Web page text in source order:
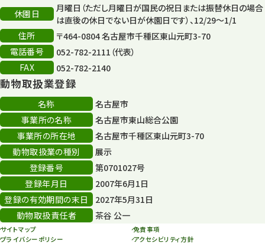
80周年 36
その他
その他イベント
スカイタワー
年末年始のイベント
秋まつり
休園日
月曜日（ただし月曜日が国民の祝日または振替休日の場合
は直後の休日でない日が休園日です）、12/29～1/1
住所
〒464-0804 名古屋市千種区東山元町3-70
電話番号
052-782-2111（代表）
FAX
052-782-2140
動物取扱業登録
名称
名古屋市
事業所の名称
名古屋市東山総合公園
事業所の所在地
名古屋市千種区東山元町3-70
動物取扱業の種別
展示
登録番号
第0701027号
登録年月日
2007年6月1日
登録の有効期間の末日
2027年5月31日
動物取扱責任者
茶谷 公一
サイトマップ
免責事項
プライバシーポリシー
アクセシビリティ方針